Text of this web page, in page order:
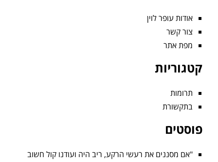
אודות עופר לוין
צור קשר
מפת אתר
קטגוריות
תרומות
בתקשורת
פוסטים
"אם מסננים את רעשי הרקע, ריב היה ועודנו קול חשוב